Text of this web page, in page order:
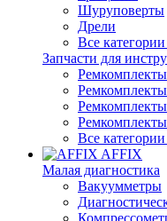
Шуруповерты
Дрели
Все
Запчасти для
Ремкомплекты
Все
AFFIX
Малая диагностика
Вакуумметры